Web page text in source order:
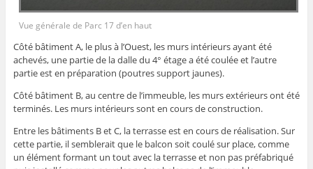
Vue générale de Parc 17 d’en haut
Côté bâtiment A, le plus à l’Ouest, les murs intérieurs ayant été
achevés, une partie de la dalle du 4° étage a été coulée et l’autre
partie est en préparation (poutres support jaunes).
Côté bâtiment B, au centre de l’immeuble, les murs extérieurs ont été
terminés. Les murs intérieurs sont en cours de construction.
Entre les bâtiments B et C, la terrasse est en cours de réalisation. Sur
cette partie, il semblerait que le balcon soit coulé sur place, comme
un élément formant un tout avec la terrasse et non pas préfabriqué